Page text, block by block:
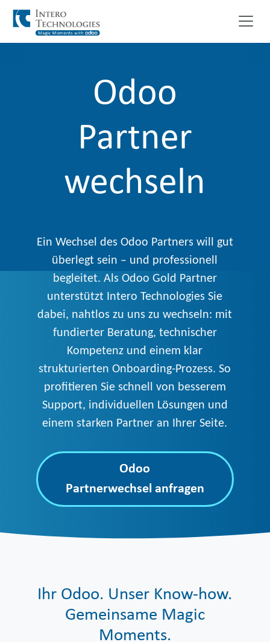
Zum Inhalt springen
Odoo
Partner
wechseln
Ein Wechsel des Odoo Partners will gut
überlegt sein – und professionell
begleitet. Als Odoo Gold Partner
unterstützt Intero Technologies Sie
dabei, nahtlos zu uns zu wechseln: mit
fundierter Beratung, technischer
Kompetenz und einem klar
strukturierten Onboarding-Prozess. So
profitieren Sie schnell von besserem
Support, individuellen Lösungen und
einem starken Partner an Ihrer Seite.
Odoo
Partnerwechsel anfragen
Ihr Odoo. Unser Know-how.
Gemeinsame Magic
Moments.